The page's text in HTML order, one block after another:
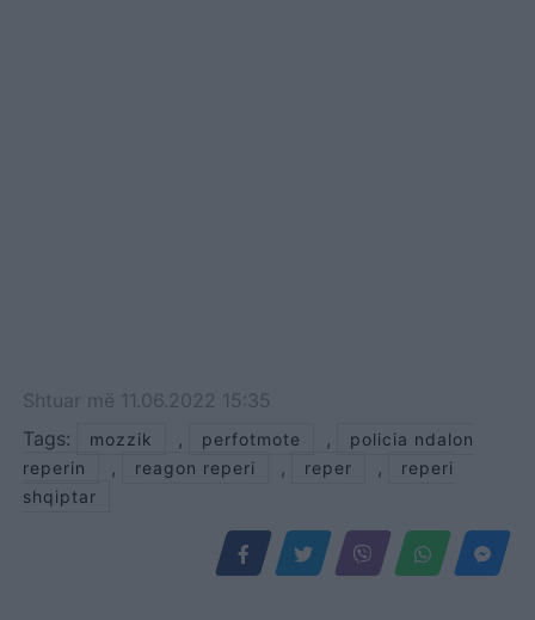
Shtuar më 11.06.2022 15:35
Tags:
mozzik , perfotmote ,
policia ndalon
reperin
, reagon reperi , reper ,
reperi
shqiptar